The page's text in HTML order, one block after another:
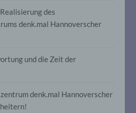
des
denk.mal Hannoverscher
und die Zeit der
denk.mal Hannoverscher
Daten in einer Weise,
personenbezogenen Daten
betroffenen Person
können, sofern diese